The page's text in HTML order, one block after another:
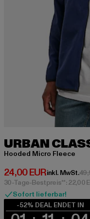
URBAN
Hooded Micro Fleece
24,00 EUR
Derzeitiger Preis:
inkl. MwSt.
30-Tage-Bestpreis**: 22,00
Sofort lieferbar!
-52% DEAL ENDET IN